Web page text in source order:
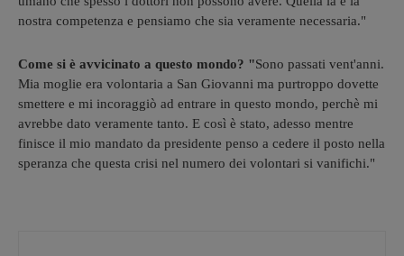
nostra competenza e pensiamo che sia veramente necessaria."
Come si è avvicinato a questo mondo? "Sono passati vent'anni.
Mia moglie era volontaria a San Giovanni ma purtroppo dovette
smettere e mi incoraggiò ad entrare in questo mondo, perchè mi
avrebbe dato veramente tanto. E così è stato, adesso mentre
finisce il mio mandato da presidente penso a cedere il posto nella
speranza che questa crisi nel numero dei volontari si vanifichi."